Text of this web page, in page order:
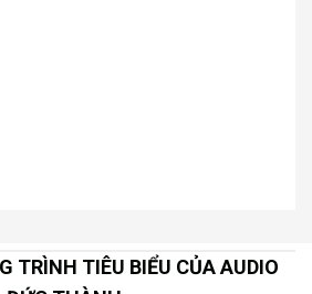
TRÌNH TIÊU BIỂU CỦA AUDIO